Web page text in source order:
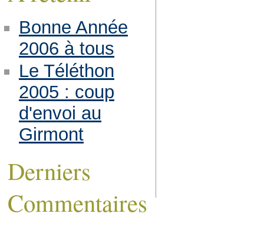
Bonne Année
2006 à tous
Le Téléthon
2005 : coup
d'envoi au
Girmont
Derniers
Commentaires